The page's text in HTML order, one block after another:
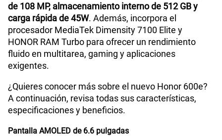
de 108 MP, almacenamiento interno de 512 GB y
carga rápida de 45W. Además, incorpora el
procesador MediaTek Dimensity 7100 Elite y
HONOR RAM Turbo para ofrecer un rendimiento
fluido en multitarea, gaming y aplicaciones
exigentes.
¿Quieres conocer más sobre el nuevo Honor 600e?
A continuación, revisa todas sus características,
especificaciones y beneficios.
Pantalla AMOLED de 6.6 pulgadas